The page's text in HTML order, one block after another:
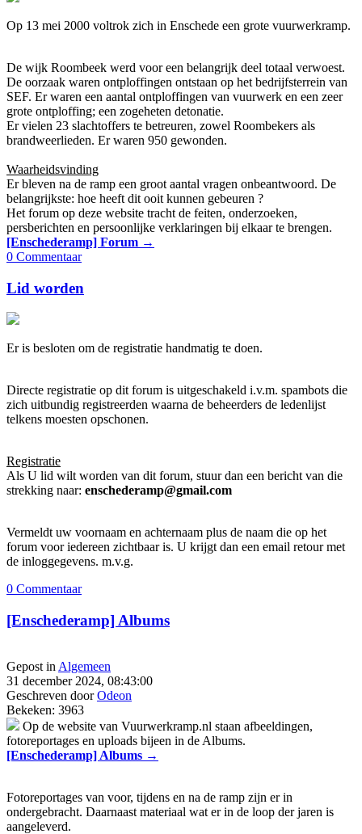
Op 13 mei 2000 voltrok zich in Enschede een grote vuurwerkramp.
De wijk Roombeek werd voor een belangrijk deel totaal verwoest.
De oorzaak waren ontploffingen ontstaan op het bedrijfsterrein van
SEF. Er waren een aantal ontploffingen van vuurwerk en een zeer
grote ontploffing; een zogeheten detonatie.
Er vielen 23 slachtoffers te betreuren, zowel Roombekers als
brandweerlieden. Er waren 950 gewonden.
Waarheidsvinding
Er bleven na de ramp een groot aantal vragen onbeantwoord. De
belangrijkste: hoe heeft dit ooit kunnen gebeuren ?
Het forum op deze website tracht de feiten, onderzoeken,
persberichten en persoonlijke verklaringen bij elkaar te brengen.
[Enschederamp] Forum →
0 Commentaar
Lid worden
Er is besloten om de registratie handmatig te doen.
Directe registratie op dit forum is uitgeschakeld i.v.m. spambots die
zich uitbundig registreerden waarna de beheerders de ledenlijst
telkens moesten opschonen.
Registratie
Als U lid wilt worden van dit forum, stuur dan een bericht van die
strekking naar: enschederamp@gmail.com
Vermeldt uw voornaam en achternaam plus de naam die op het
forum voor iedereen zichtbaar is. U krijgt dan een email retour met
de inloggegevens. m.v.g.
0 Commentaar
[Enschederamp] Albums
Gepost in Algemeen
31 december 2024, 08:43:00
Geschreven doorOdeon
Bekeken: 3963
Op de website van Vuurwerkramp.nl staan afbeeldingen,
fotoreportages en uploads bijeen in de Albums.
[Enschederamp] Albums →
Fotoreportages van voor, tijdens en na de ramp zijn er in
ondergebracht. Daarnaast materiaal wat er in de loop der jaren is
aangeleverd.